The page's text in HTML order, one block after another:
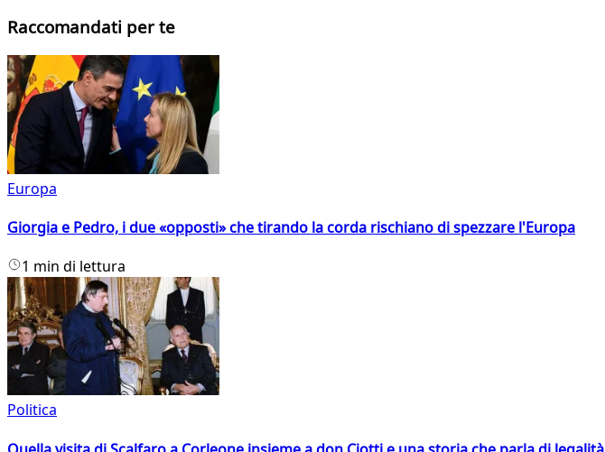
Raccomandati per te
Europa
Giorgia e Pedro, i due «opposti» che tirando la corda rischiano di spezzare l'Europa
1 min di lettura
Politica